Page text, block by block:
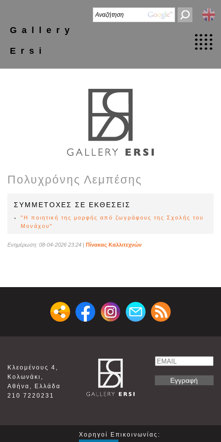
Gallery
Ersi
Πολυχρόνης Λεμπέσης
ΣΥΜΜΕΤΟΧΕΣ ΣΕ ΕΚΘΕΣΕΙΣ
"Η ποιητική της μορφής από ζωγράφους της Σχολής του
Μονάχου"
Ενημέρωση: 08-04-2026 23:24 | Πίνακας Καλλιτεχνών
Κλεομένους 4,
Κολωνάκι,
Αθήνα, Ελλάδα
210 7220231
Email
Χορηγοί Επικοινωνίας: